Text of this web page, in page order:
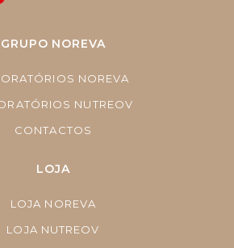
GRUPO NOREVA
NOREVA
NUTREOV
CONTACTOS
LOJA
LOJA NOREVA
LOJA NUTREOV